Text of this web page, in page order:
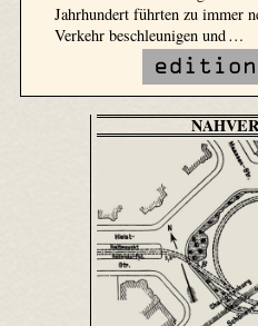
Jahrhundert führten zu immer
Verkehr beschleunigen und …